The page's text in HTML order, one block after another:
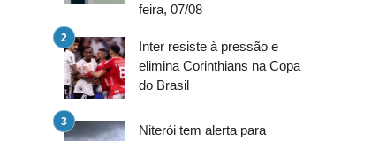
feira, 07/08
Inter resiste à pressão e
elimina Corinthians na Copa
do Brasil
Niterói tem alerta para